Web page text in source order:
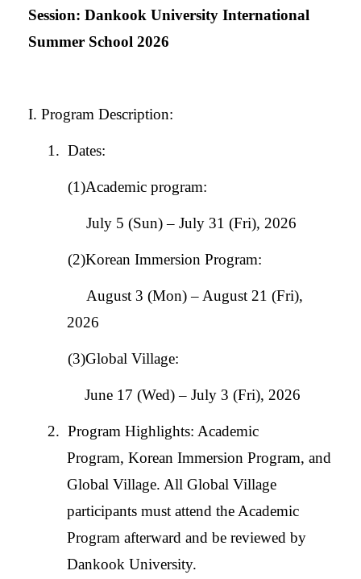
Session: Dankook University International
Summer School 2026
I. Program Description:
1. Dates:
(1)Academic program:
July 5 (Sun)– July 31 (Fri), 2026
(2)Korean Immersion Program:
August 3 (Mon) – August 21 (Fri),
2026
(3)Global Village:
June 17 (Wed) – July 3 (Fri), 2026
2. Program Highlights: Academic
Program, Korean Immersion Program, and
Global Village. All Global Village
participants must attend the Academic
Program afterward and be reviewed by
Dankook University.